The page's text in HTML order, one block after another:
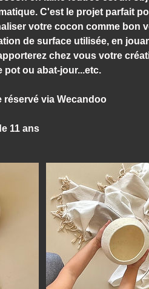
C'est le projet parfait
votre cocon comme bon
de surface utilisée, en
chez vous votre
pot ou abat-jour...etc.
réservé via Wecandoo